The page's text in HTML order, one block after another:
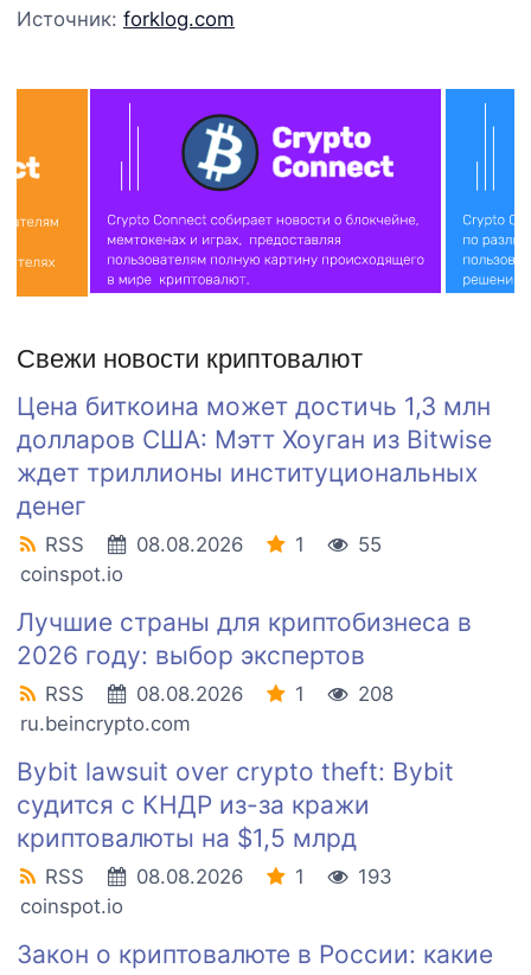
Источник: forklog.com
Свежи новости криптовалют
Цена биткоина может достичь 1,3 млн
долларов США: Мэтт Хоуган из Bitwise
ждет триллионы институциональных
денег
RSS 08.08.2026 1
55
coinspot.io
Лучшие страны для криптобизнеса в
2026 году: выбор экспертов
RSS 08.08.2026 1
208
ru.beincrypto.com
Bybit lawsuit over crypto theft: Bybit
судится с КНДР из-за кражи
криптовалюты на $1,5 млрд
RSS 08.08.2026 1
193
coinspot.io
Закон о криптовалюте в России: какие